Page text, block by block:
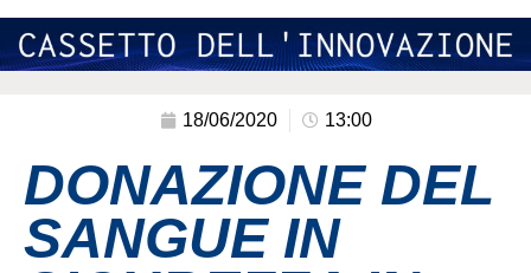
Home
Eventi
Archivio
18/06/2020 13:00
DONAZIONE DEL
SANGUE IN